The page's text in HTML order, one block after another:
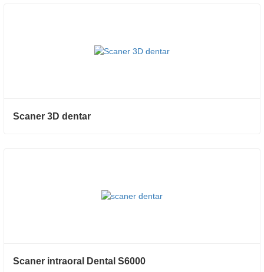
Scaner 3D dentar
Scaner intraoral Dental S6000